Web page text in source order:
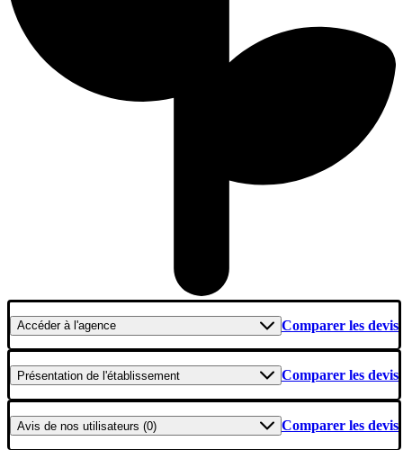
Accéderà l'agence Comparer les devis
Présentation de l'établissement Comparer les devis
Avis de nos utilisateurs (0) Comparer les devis